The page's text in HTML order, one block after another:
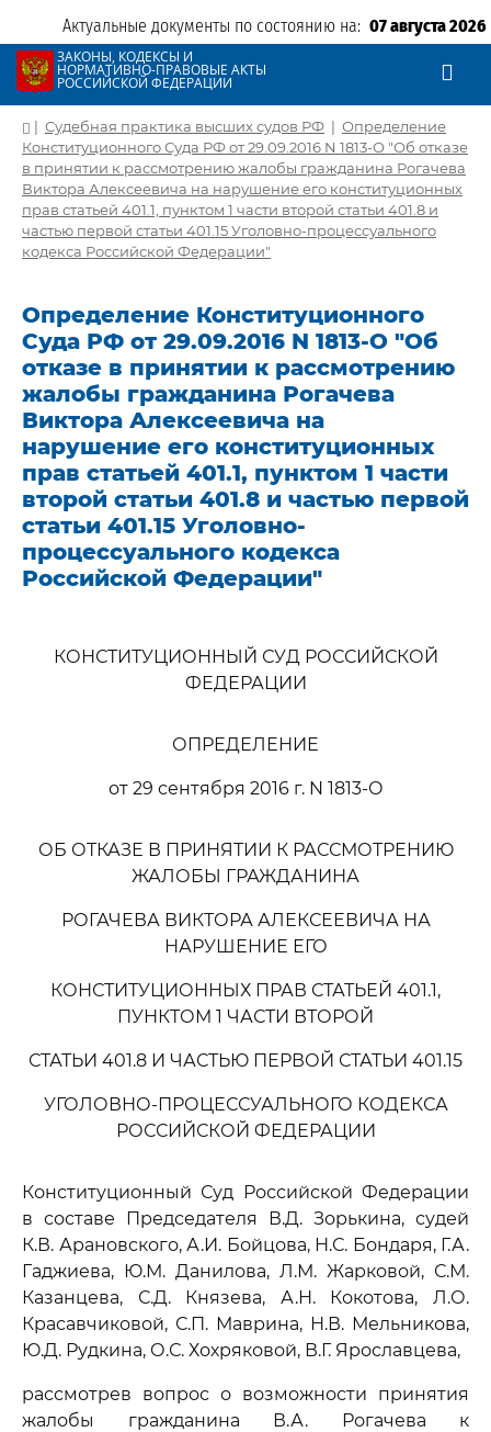
Актуальные документы по состоянию на: 07 августа 2026
ЗАКОНЫ, КОДЕКСЫ И
НОРМАТИВНО-ПРАВОВЫЕ АКТЫ
РОССИЙСКОЙ ФЕДЕРАЦИИ
| Судебная практика высших судов РФ | Определение
Конституционного Суда РФ от 29.09.2016 N 1813-О "Об отказе
в принятии к рассмотрению жалобы гражданина Рогачева
Виктора Алексеевича на нарушение его конституционных
прав статьей 401.1, пунктом 1 части второй статьи 401.8 и
частью первой статьи 401.15 Уголовно-процессуального
кодекса Российской Федерации"
Определение Конституционного
Суда РФ от 29.09.2016 N 1813-О "Об
отказе в принятии к рассмотрению
жалобы гражданина Рогачева
Виктора Алексеевича на
нарушение его конституционных
прав статьей 401.1, пунктом 1 части
второй статьи 401.8 и частью первой
статьи 401.15 Уголовно-
процессуального кодекса
Российской Федерации"
КОНСТИТУЦИОННЫЙ СУД РОССИЙСКОЙ
ФЕДЕРАЦИИ
ОПРЕДЕЛЕНИЕ
от 29 сентября 2016 г. N 1813-О
ОБ ОТКАЗЕ В ПРИНЯТИИ К РАССМОТРЕНИЮ
ЖАЛОБЫ ГРАЖДАНИНА
РОГАЧЕВА ВИКТОРА АЛЕКСЕЕВИЧА НА
НАРУШЕНИЕ ЕГО
КОНСТИТУЦИОННЫХ ПРАВ СТАТЬЕЙ 401.1,
ПУНКТОМ 1 ЧАСТИ ВТОРОЙ
СТАТЬИ 401.8 И ЧАСТЬЮ ПЕРВОЙ СТАТЬИ 401.15
УГОЛОВНО-ПРОЦЕССУАЛЬНОГО КОДЕКСА
РОССИЙСКОЙ ФЕДЕРАЦИИ
Конституционный Суд Российской Федерации
в составе Председателя В.Д. Зорькина, судей
К.В. Арановского, А.И. Бойцова, Н.С. Бондаря, Г.А.
Гаджиева, Ю.М. Данилова, Л.М. Жарковой, С.М.
Казанцева, С.Д. Князева, А.Н. Кокотова, Л.О.
Красавчиковой, С.П. Маврина, Н.В. Мельникова,
Ю.Д. Рудкина, О.С. Хохряковой, В.Г. Ярославцева,
рассмотрев вопрос о возможности принятия
жалобы гражданина В.А. Рогачева к